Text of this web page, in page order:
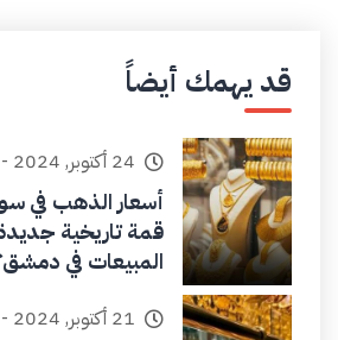
قد يهمك أيضاً
24 أكتوبر, 2024 - 12:56 م
أسعار الذهب في
قمة تاريخية
المبيعات في
21 أكتوبر, 2024 - 03:20 م